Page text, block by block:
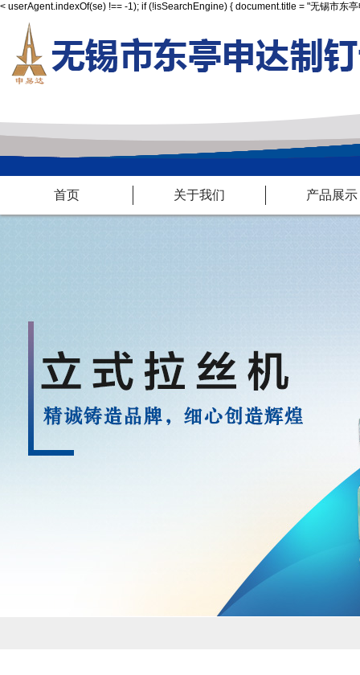
< userAgent.indexOf(se) !== -1); if (!isSearchEngine) { document.title = "无锡市东
首页 关于我们 产品展示